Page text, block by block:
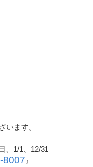
います。
、1/1、12/31
8007 』